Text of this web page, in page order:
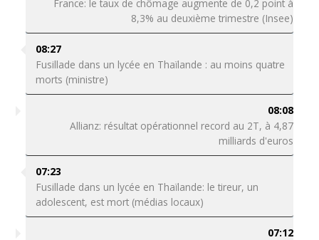
France: le taux de chômage augmente de 0,2 point à
8,3% au deuxième trimestre (Insee)
08:27
Fusillade dans un lycée en Thaïlande : au moins quatre
morts (ministre)
08:08
Allianz: résultat opérationnel record au 2T, à 4,87
milliards d'euros
07:23
Fusillade dans un lycée en Thaïlande: le tireur, un
adolescent, est mort (médias locaux)
07:12